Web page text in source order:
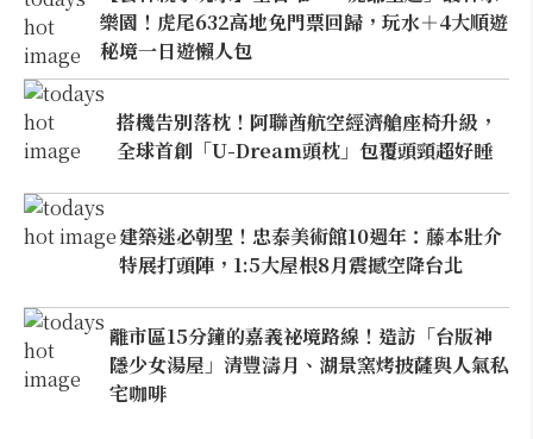
樂園！虎尾632高地免門票回歸，玩水＋4大順遊
秘境一日遊懶人包
搭機告別落枕！阿聯酋航空經濟艙座椅升級，
全球首創「U-Dream頭枕」包覆頭頸超好睡
建築迷必朝聖！忠泰美術館10週年：藤本壯介
特展打頭陣，1:5大屋根8月震撼空降台北
離市區15分鐘的嘉義祕境路線！造訪「台版神
隱少女湯屋」清豐濤月、湖景窯烤披薩與人氣私
宅咖啡